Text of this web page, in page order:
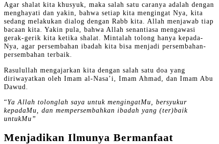
Agar shalat kita khusyuk, maka salah satu caranya adalah dengan
menghayati dan yakin, bahwa setiap kita mengingat Nya, kita
sedang melakukan dialog dengan Rabb kita. Allah menjawab tiap
bacaan kita. Yakin pula, bahwa Allah senantiasa mengawasi
gerak-gerik kita ketika shalat. Mintalah tolong hanya kepada-
Nya, agar persembahan ibadah kita bisa menjadi persembahan-
persembahan terbaik.
Rasulullah mengajarkan kita dengan salah satu doa yang
diriwayatkan oleh Imam al-Nasa’i, Imam Ahmad, dan Imam Abu
Dawud.
“Ya Allah tolonglah saya untuk mengingatMu, bersyukur
kepadaMu, dan mempersembahkan ibadah yang (ter)baik
untukMu”
Menjadikan Ilmunya Bermanfaat